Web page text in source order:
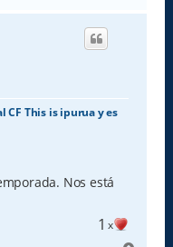
r
CF This is ipurua y es
Nos está
1 x